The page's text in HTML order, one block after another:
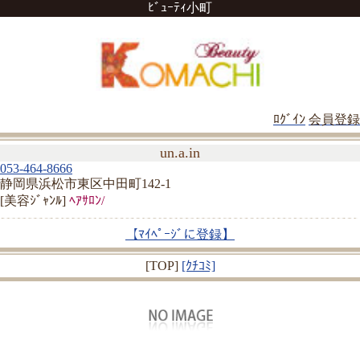
ﾋﾞｭｰﾃｨ小町
ﾛｸﾞｲﾝ 会員登録
un.a.in
053-464-8666
静岡県浜松市東区中田町142-1
[美容ｼﾞｬﾝﾙ] ﾍｱｻﾛﾝ/
【ﾏｲﾍﾟｰｼﾞに登録】
[TOP] [ｸﾁｺﾐ]